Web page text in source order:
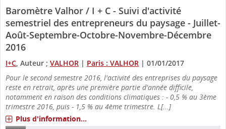
Baromètre Valhor / I + C - Suivi d'activité
semestriel des entrepreneurs du paysage - Juillet-
Août-Septembre-Octobre-Novembre-Décembre
2016
I+C , Auteur ; VALHOR | Paris : VALHOR | 01/01/2017
Pour le second semestre 2016, l'activité des entreprises du paysage
reste en retrait, après une première partie d'année difficile,
notamment en raison des conditions climatiques : - 0,5 % au 3ème
trimestre 2016, puis - 1,5 % au 4ème trimestre. L[...]
Plus d'information...